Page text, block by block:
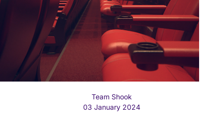
Team Shook
03 January 2024